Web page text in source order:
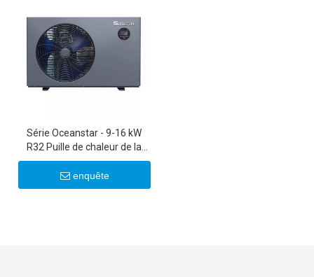
Série Oceanstar - 9-16 kW
R32 Puille de chaleur de la
piscine
enquête